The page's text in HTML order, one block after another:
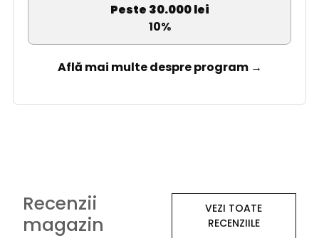
Peste 30.000 lei
10%
Află mai multe despre program →
Recenzii
magazin
VEZI TOATE
RECENZIILE